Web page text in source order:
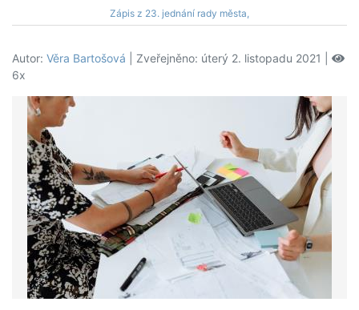
Zápis z 23. jednání rady města,
Autor: Věra Bartošová | Zveřejněno: úterý 2. listopadu 2021 |
6x